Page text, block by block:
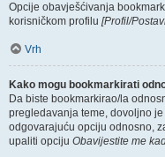
Opcije obavješćivanja
korisničkom profilu [Profil/
Vrh
Kako mogu bookmarkirati
Da biste bookmarkirao/la
pregledavanja teme, dovoljno
odgovarajuću opciju odnosno,
upaliti opciju Obavijestite me